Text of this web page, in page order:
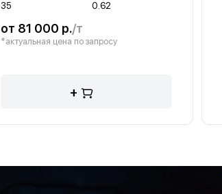
35
0.62
от 81 000 р./т
*актуальная цена по запросу
+